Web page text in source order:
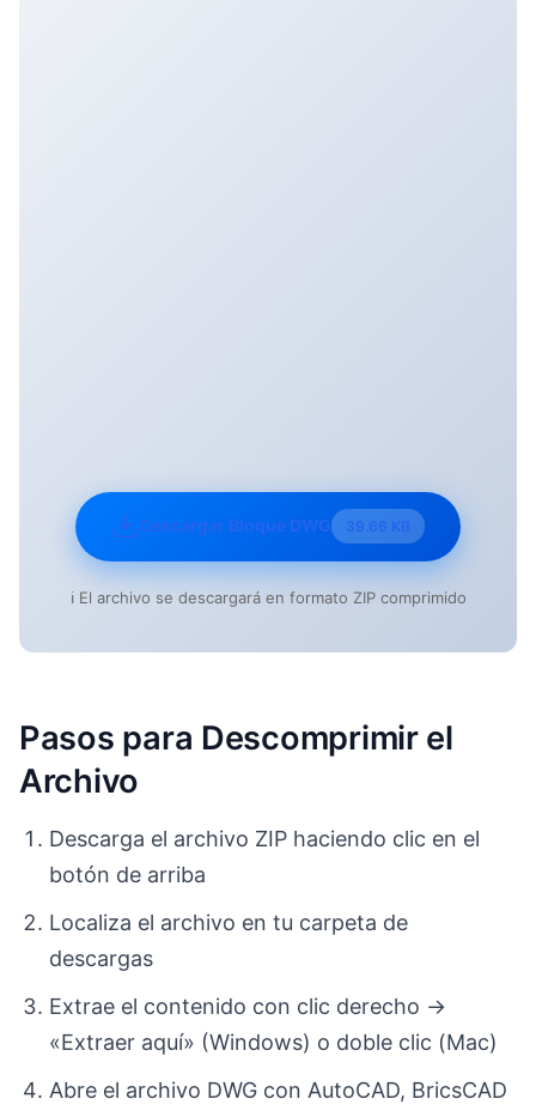
Descargar Bloque DWG 39.66 KB
ℹ️ El archivo se descargará en formato ZIP comprimido
Pasos para Descomprimir el
Archivo
Descarga el archivo ZIP haciendo clic en el
botón de arriba
Localiza el archivo en tu carpeta de
descargas
Extrae el contenido con clic derecho →
«Extraer aquí» (Windows) o doble clic (Mac)
Abre el archivo DWG con AutoCAD, BricsCAD